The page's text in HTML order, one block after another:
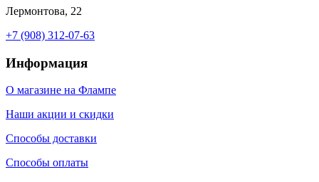
Лермонтова, 22
+7 (908) 312-07-63
Информация
О магазине на Флампе
Наши акции и скидки
Способы доставки
Способы оплаты